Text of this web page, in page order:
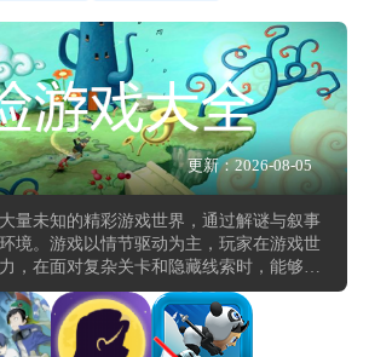
更新：2026-08-05
量未知的精彩游戏世界，通过解谜与叙事
境。游戏以情节驱动为主，玩家在游戏世
，在面对复杂关卡和隐藏线索时，能够通
判断来推进剧情发展。游戏机制往往围绕
家需要与场景中的物体、角色或机制进行
或揭示故事背景。这种设计增强沉浸感，